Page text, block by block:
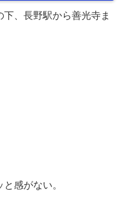
、長野駅から善光寺ま
感がない。